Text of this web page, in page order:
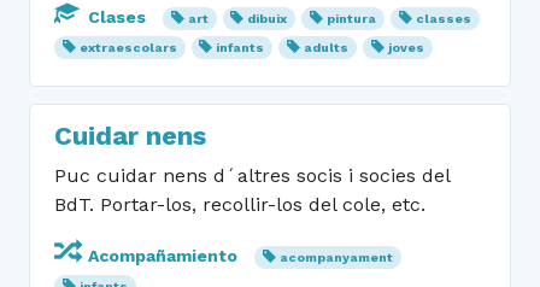
Clases art dibuix pintura
classes
extraescolars
infants adults joves
Cuidar nens
Puc cuidar nens d´altres socis i socies del
BdT. Portar-los, recollir-los del cole, etc.
Acompañamiento
acompanyament